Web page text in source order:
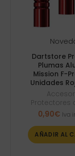
Dartstore
Plumas
Mission F-
Unidades
Protectores
0,90€ Iva
AÑADIR AL